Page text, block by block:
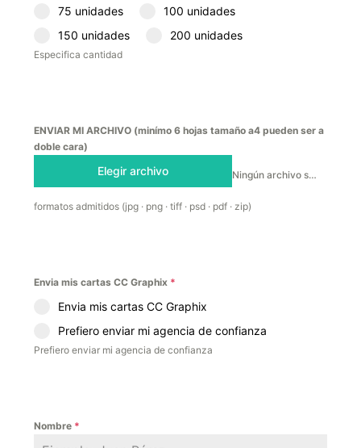
75 unidades
100 unidades
150 unidades
200 unidades
Especifica cantidad
ENVIAR MI ARCHIVO (minímo 6 hojas tamaño a4 pueden ser a
doble cara)
Elegir archivo Ningún archivo seleccionado
formatos admitidos (jpg · png · tiff · psd · pdf · zip)
Envia mis cartas CC Graphix *
Envia mis cartas CC Graphix
Prefiero enviar mi agencia de confianza
Prefiero enviar mi agencia de confianza
Nombre *